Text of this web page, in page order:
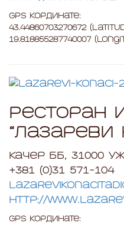
GPS Кординате:
43.44860703270672
19.818855287740007
Ресторан
“Лазареви
Качер бб, 31000
+381 (0)31 571-104
http://
GPS Кординате: